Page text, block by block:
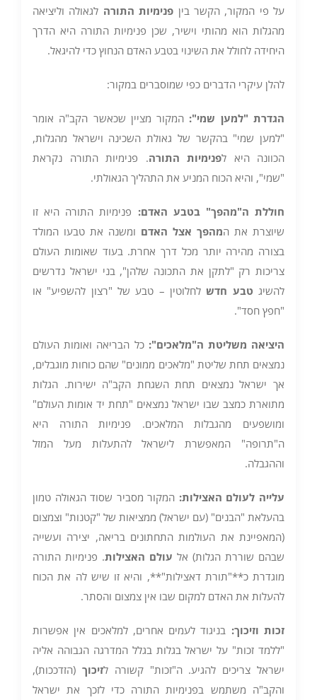
על פי המקור, הקשר בין פנימיות התורה לגאולה וליציאה
מהגלות הוא מהותי וישיר, שכן פנימיות התורה היא הדרך
היחידה לחולל את השינוי בטבע האדם הנחוץ כדי להיגאל.
להלן עיקרי הדברים כפי שמוסברים במקור:
הגדרת "למען שמי": המקור מציין שכאשר הקב"ה אומר
"למען שמי" בהקשר של גאולת השכינה וישראל מהגלות,
הכוונה היא לפנימיות התורה. פנימיות התורה נקראת
"שמי", והיא הכוח המניע את התהליך הגאולתי.
חוללת ה"מהפך" בטבע האדם: פנימיות התורה היא זו
שיוצרת את המהפך אצל האדם ומשנה את טבעו המולד
בצורה מהירה יותר מכל דרך אחרת. בעוד שאומות העולם
צריכות רק "לתקן את התכונה שלהן", בני ישראל נדרשים
להשיג טבע חדשלחלוטין – טבע של "רצון להשפיע" או
"חפץ חסד".
היציאה משליטת ה"מלאכים": כל הבריאה ואומות העולם
נמצאים תחת שליטת "מלאכים ממונים" שהם כוחות מוגבלים,
אך ישראל נמצאים תחת השגחת הקב"ה ישירות. הגלות
מתוארת כמצב שבו ישראל נמצאים "תחת יד אומות העולם"
ומושפעים מהגבלות המלאכים. פנימיות התורה היא
ה"תרופה" המאפשרת לישראל להתעלות מעל המזל
וההגבלה.
עלייה לעולם האצילות: המקור מסביר שסוד הגאולה טמון
בהעלאת "הבנים" (עם ישראל) ממציאות של "קטנות" וצמצום
(המאפיינת את העולמות התחתונים בריאה, יצירה ועשייה
שבהם שוררת הגלות) אל עולם האצילות. פנימיות התורה
מוגדרת כ**"תורת דאצילות"**, והיא זו שיש לה את הכוח
להעלות את האדם למקום שבו אין צמצום והסתר.
זכות וזיכוך: בניגוד לעמים אחרים, למלאכים אין אפשרות
"ללמד זכות" על ישראל בגלות בגלל המדרגה הגבוהה אליה
ישראל צריכים להגיע. ה"זכות" קשורה לזיכוך (הזדככות),
והקב"ה משתמש בפנימיות התורה כדי לזכך את ישראל